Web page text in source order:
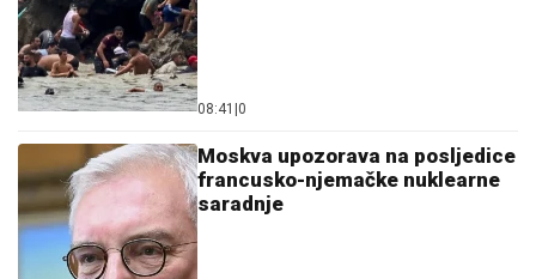
08:41 |0
Moskva upozorava na posljedice
francusko-njemačke nuklearne
saradnje